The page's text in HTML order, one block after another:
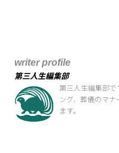
writer profile
第三人生編集部
第三人生編集部で
ング、葬儀のマナ
ます。